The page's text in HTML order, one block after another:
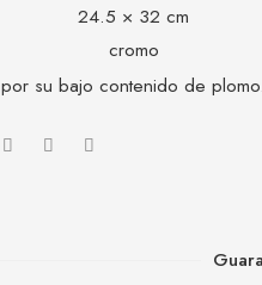
24.5 × 32 cm
cromo
por su bajo contenido de